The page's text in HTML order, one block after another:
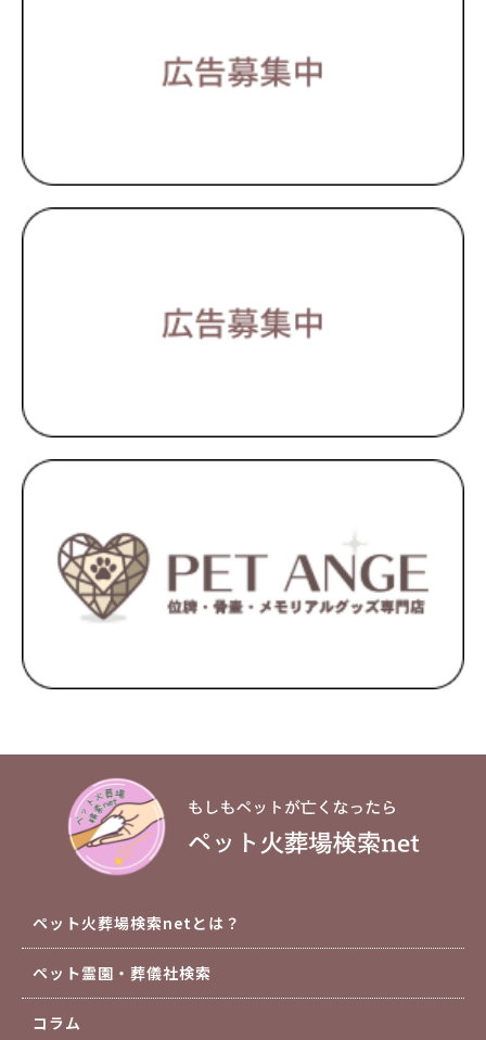
ペット火葬場検索netとは？
ペット霊園・葬儀社検索
コラム